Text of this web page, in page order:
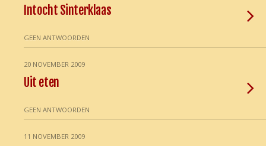
Intocht Sinterklaas
GEEN ANTWOORDEN
20 NOVEMBER 2009
Uit eten
GEEN ANTWOORDEN
11 NOVEMBER 2009